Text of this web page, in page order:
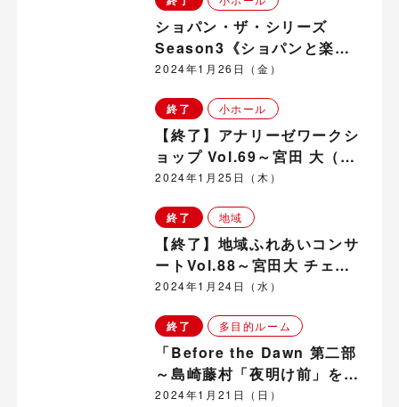
ショパン・ザ・シリーズ
Season3《ショパンと楽聖
たち》Vol.3 ショパンとシュ
愛～
2024年1月26日（金）
終了 小ホール
【終了】アナリーゼワークシ
ョップ Vol.69～宮田 大（チ
ェロ）
2024年1月25日（木）
終了 地域
【終了】地域ふれあいコンサ
ートVol.88～宮田大 チェ
ロ・リサイタル～ in 丸子地
2024年1月24日（水）
終了 多目的ルーム
「Before the Dawn 第二部
～島崎藤村「夜明け前」を巡
る旅～」関連企画【第２回
2024年1月21日（日）